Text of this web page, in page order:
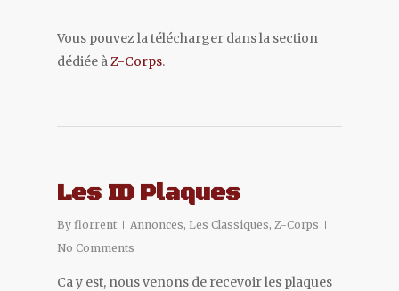
Vous pouvez la télécharger dans la section
dédiée àZ-Corps.
Les ID Plaques
By florrent Annonces, Les Classiques, Z-Corps
No Comments
Ca y est, nous venons de recevoir les plaques